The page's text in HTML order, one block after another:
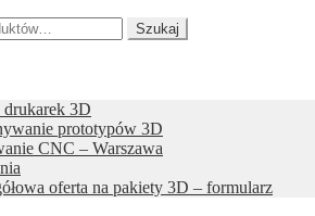
Szukaj
drukarek 3D
prototypów 3D
CNC – Warszawa
oferta na pakiety 3D – formularz